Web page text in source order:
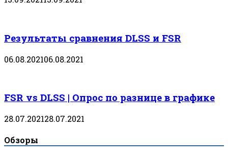
Результаты сравнения DLSS и FSR
06.08.202106.08.2021
FSR vs DLSS | Опрос по разнице в графике
28.07.202128.07.2021
Обзоры